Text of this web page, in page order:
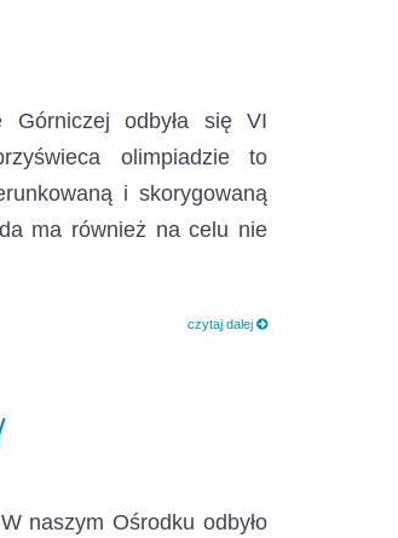
Górniczej odbyła się VI
olimpiadzie to
i skorygowaną
ma również na celu nie
czytaj dalej
naszym Ośrodku odbyło